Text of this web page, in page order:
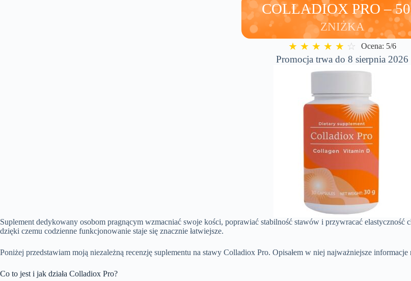
COLLADIOX PRO –
ZNIŻKA
★ ★ ★ ★ ★ ☆ Ocena: 5/6
Promocja trwa do 8 sierpnia 2026
Suplement dedykowany osobom pragnącym wzmacniać swoje kości, poprawiać stabilność stawów i przywracać
dzięki czemu codzienne funkcjonowanie staje się znacznie łatwiejsze.
Poniżej przedstawiam moją niezależną recenzję suplementu na stawy Colladiox Pro. Opisałem w niej najważniejsze informacje
Co to jest i jak działa Colladiox Pro?